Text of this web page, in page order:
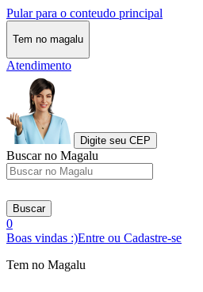
Pular para o conteudo principal
Tem no magalu
Atendimento
Digite seu CEP
Buscar no Magalu
Buscar
0
Boas vindas :)Entre ou Cadastre-se
Tem no Magalu